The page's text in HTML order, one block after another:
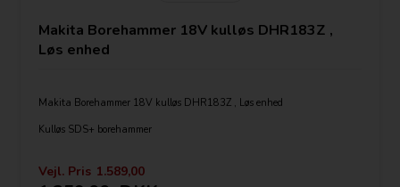
Makita Borehammer 18V kulløs DHR183Z ,
Løs enhed
Makita Borehammer 18V kulløs DHR183Z , Løs enhed
Kulløs SDS+ borehammer
Let og kompakt LXT 18 V borehammer til huller på op til 18 mm.
Vejl. Pris 1.589,00